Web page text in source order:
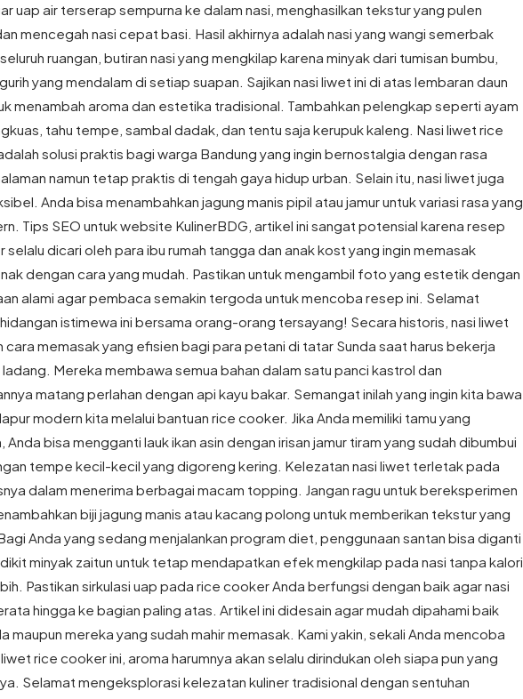
uap air terserap sempurna ke dalam nasi, menghasilkan tekstur yang pulen
mencegah nasi cepat basi. Hasil akhirnya adalah nasi yang wangi semerbak
ruangan, butiran nasi yang mengkilap karena minyak dari tumisan bumbu,
yang mendalam di setiap suapan. Sajikan nasi liwet ini di atas lembaran daun
menambah aroma dan estetika tradisional. Tambahkan pelengkap seperti ayam
tahu tempe, sambal dadak, dan tentu saja kerupuk kaleng. Nasi liwet rice
solusi praktis bagi warga Bandung yang ingin bernostalgia dengan rasa
namun tetap praktis di tengah gaya hidup urban. Selain itu, nasi liwet juga
Anda bisa menambahkan jagung manis pipil atau jamur untuk variasi rasa yang
Tips SEO untuk website KulinerBDG, artikel ini sangat potensial karena resep
selalu dicari oleh para ibu rumah tangga dan anak kost yang ingin memasak
dengan cara yang mudah. Pastikan untuk mengambil foto yang estetik dengan
alami agar pembaca semakin tergoda untuk mencoba resep ini. Selamat
istimewa ini bersama orang-orang tersayang! Secara historis, nasi liwet
cara memasak yang efisien bagi para petani di tatar Sunda saat harus bekerja
ladang. Mereka membawa semua bahan dalam satu panci kastrol dan
matang perlahan dengan api kayu bakar. Semangat inilah yang ingin kita bawa
modern kita melalui bantuan rice cooker. Jika Anda memiliki tamu yang
Anda bisa mengganti lauk ikan asin dengan irisan jamur tiram yang sudah dibumbui
tempe kecil-kecil yang digoreng kering. Kelezatan nasi liwet terletak pada
dalam menerima berbagai macam topping. Jangan ragu untuk bereksperimen
biji jagung manis atau kacang polong untuk memberikan tekstur yang
Anda yang sedang menjalankan program diet, penggunaan santan bisa diganti
minyak zaitun untuk tetap mendapatkan efek mengkilap pada nasi tanpa kalori
Pastikan sirkulasi uap pada rice cooker Anda berfungsi dengan baik agar nasi
hingga ke bagian paling atas. Artikel ini didesain agar mudah dipahami baik
maupun mereka yang sudah mahir memasak. Kami yakin, sekali Anda mencoba
rice cooker ini, aroma harumnya akan selalu dirindukan oleh siapa pun yang
Selamat mengeksplorasi kelezatan kuliner tradisional dengan sentuhan